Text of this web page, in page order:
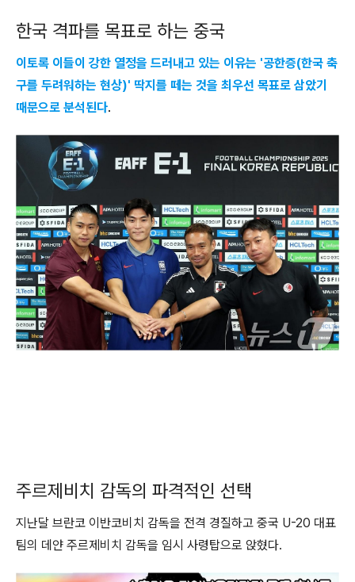
한국 격파를 목표로 하는 중국
이토록 이들이 강한 열정을 드러내고 있는 이유는 '공한증(한국 축
구를 두려워하는 현상)' 딱지를 떼는 것을 최우선 목표로 삼았기
때문으로 분석된다.
주르제비치 감독의 파격적인 선택
지난달 브란코 이반코비치 감독을 전격 경질하고 중국 U-20 대표
팀의 데얀 주르제비치 감독을 임시 사령탑으로 앉혔다.